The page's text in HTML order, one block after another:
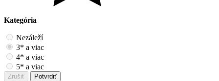
Kategória
Nezáleží
3* a viac
4* a viac
5* a viac
Zrušiť Potvrdiť